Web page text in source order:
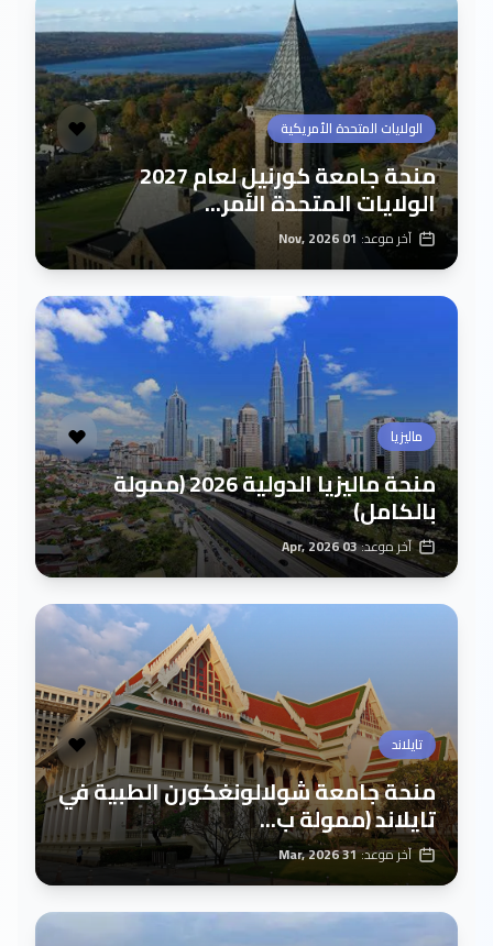
الولايات المتحدة الأمريكية
منحة جامعة كورنيل لعام 2027
الولايات المتحدة الأمر...
آخر موعد: 01 Nov, 2026
ماليزيا
منحة ماليزيا الدولية 2026 (ممولة
بالكامل)
آخر موعد:03 Apr, 2026
تايلاند
منحة جامعة شولالونغكورن الطبية في
تايلاند (ممولة ب...
آخر موعد:31 Mar, 2026